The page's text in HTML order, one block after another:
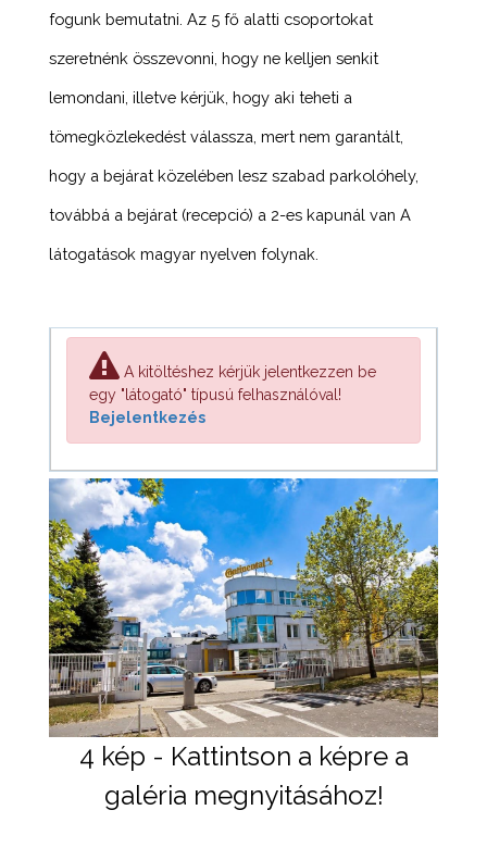
fogunk bemutatni. Az 5 fő alatti csoportokat
szeretnénk összevonni, hogy ne kelljen senkit
lemondani, illetve kérjük, hogy aki teheti a
tömegközlekedést válassza, mert nem garantált,
hogy a bejárat közelében lesz szabad parkolóhely,
továbbá a bejárat (recepció) a 2-es kapunál van A
látogatások magyar nyelven folynak.
A kitöltéshez kérjük jelentkezzen be
egy "látogató" típusú felhasználóval!
Bejelentkezés
4 kép - Kattintson a képre a
galéria megnyitásához!